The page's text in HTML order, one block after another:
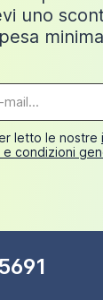
uno
e-
mail*
letto le nostre
e condizioni